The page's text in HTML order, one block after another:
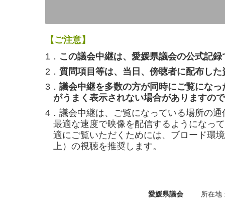
【ご注意】
1． この議会中継は、愛媛県議会の公式記
2． 質問項目等は、当日、傍聴者に配布した
3． 議会中継を多数の方が同時にご覧にな
がうまく表示されない場合がありますの
4．議会中継は、ご覧になっている場所の
最適な速度で映像を配信するようになっ
適にご覧いただくためには、ブロード環
上）の視聴を推奨します。
愛媛県議会
所在地